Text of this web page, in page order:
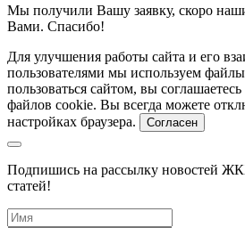
Мы получили Вашу заявку, скоро
Вами. Спасибо!
Для улучшения работы сайта и его
пользователями мы используем
пользоваться сайтом, вы
файлов cookie. Вы всегда можете
настройках браузера.
Согласен
Подпишись на рассылку новостей
статей!